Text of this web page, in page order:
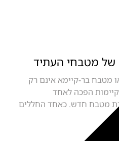
של מטבחי העתיד
מטבח בר-קיימא אינם רק
הפכה לאחד
מטבח חדש. כאחד החללים